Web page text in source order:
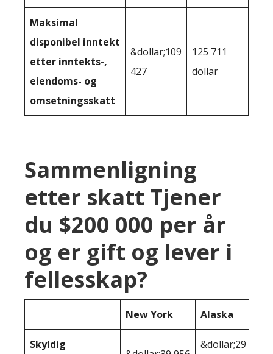
Maksimal
disponibel inntekt
etter inntekts-,
eiendoms- og
omsetningsskatt
&dollar;109
427
125 711
dollar
Sammenligning
etter skatt Tjener
du $200 000 per år
og er gift og lever i
fellesskap?
New York Alaska
Skyldig &dollar;29